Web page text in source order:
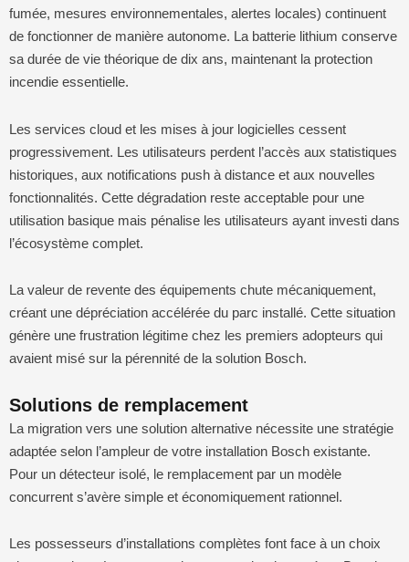
fumée, mesures environnementales, alertes locales) continuent
de fonctionner de manière autonome. La batterie lithium conserve
sa durée de vie théorique de dix ans, maintenant la protection
incendie essentielle.
Les services cloud et les mises à jour logicielles cessent
progressivement. Les utilisateurs perdent l’accès aux statistiques
historiques, aux notifications push à distance et aux nouvelles
fonctionnalités. Cette dégradation reste acceptable pour une
utilisation basique mais pénalise les utilisateurs ayant investi dans
l’écosystème complet.
La valeur de revente des équipements chute mécaniquement,
créant une dépréciation accélérée du parc installé. Cette situation
génère une frustration légitime chez les premiers adopteurs qui
avaient misé sur la pérennité de la solution Bosch.
Solutions de remplacement
La migration vers une solution alternative nécessite une stratégie
adaptée selon l’ampleur de votre installation Bosch existante.
Pour un détecteur isolé, le remplacement par un modèle
concurrent s’avère simple et économiquement rationnel.
Les possesseurs d’installations complètes font face à un choix